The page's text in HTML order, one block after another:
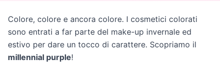
Colore, colore e ancora colore. I cosmetici colorati
sono entrati a far parte del make-up invernale ed
estivo per dare un tocco di carattere. Scopriamo il
millennial purple!